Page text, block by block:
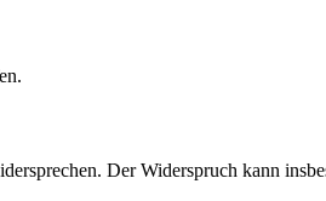
Der Widerspruch kann